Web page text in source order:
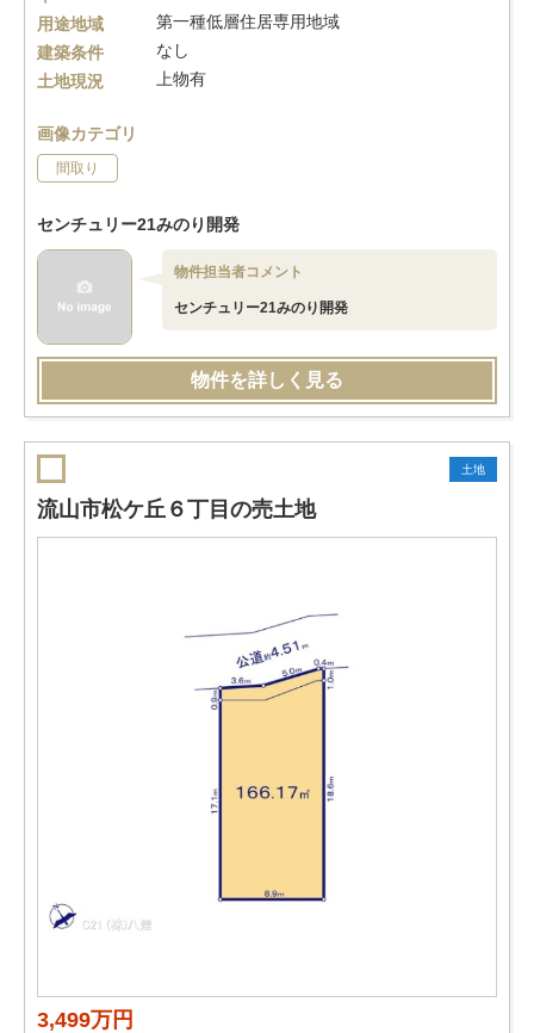
用途地域
第一種低層住居専用地域
建築条件
なし
土地現況
上物有
画像カテゴリ
間取り
センチュリー21みのり開発
物件担当者コメント
センチュリー21みのり開発
物件を詳しく見る
土地
流山市松ケ丘６丁目の売土地
3,499万円